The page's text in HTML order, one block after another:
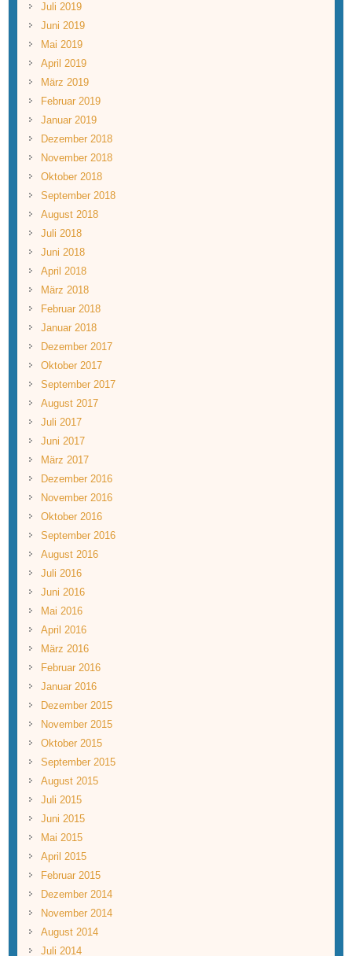
Juli 2019
Juni 2019
Mai 2019
April 2019
März 2019
Februar 2019
Januar 2019
Dezember 2018
November 2018
Oktober 2018
September 2018
August 2018
Juli 2018
Juni 2018
April 2018
März 2018
Februar 2018
Januar 2018
Dezember 2017
Oktober 2017
September 2017
August 2017
Juli 2017
Juni 2017
März 2017
Dezember 2016
November 2016
Oktober 2016
September 2016
August 2016
Juli 2016
Juni 2016
Mai 2016
April 2016
März 2016
Februar 2016
Januar 2016
Dezember 2015
November 2015
Oktober 2015
September 2015
August 2015
Juli 2015
Juni 2015
Mai 2015
April 2015
Februar 2015
Dezember 2014
November 2014
August 2014
Juli 2014